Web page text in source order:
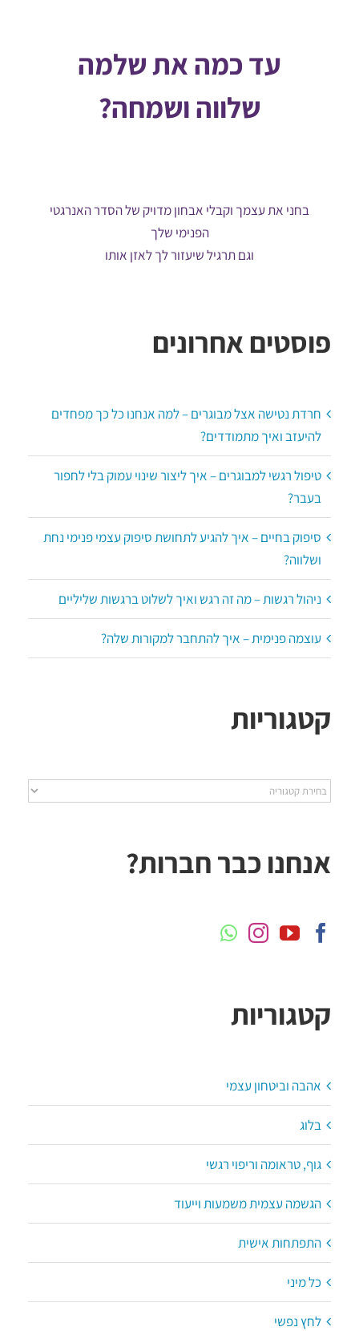
עד כמה את שלמה
שלווה ושמחה?
בחני את עצמך וקבלי אבחון מדויק של הסדר האנרגטי
הפנימי שלך
וגם תרגיל שיעזור לך לאזן אותו
פוסטים אחרונים
חרדת נטישה אצל מבוגרים – למה אנחנו כל כך מפחדים
להיעזב ואיך מתמודדים?
טיפול רגשי למבוגרים – איך ליצור שינוי עמוק בלי לחפור
בעבר?
סיפוק בחיים – איך להגיע לתחושת סיפוק עצמי פנימי נחת
ושלווה?
ניהול רגשות – מה זה רגש ואיך לשלוט ברגשות שליליים
עוצמה פנימית – איך להתחבר למקורות שלה?
קטגוריות
קטגוריות
אנחנו כבר חברות?
קטגוריות
אהבה וביטחון עצמי
בלוג
גוף, טראומה וריפוי רגשי
הגשמה עצמית משמעות וייעוד
התפתחות אישית
כל מיני
לחץ נפשי